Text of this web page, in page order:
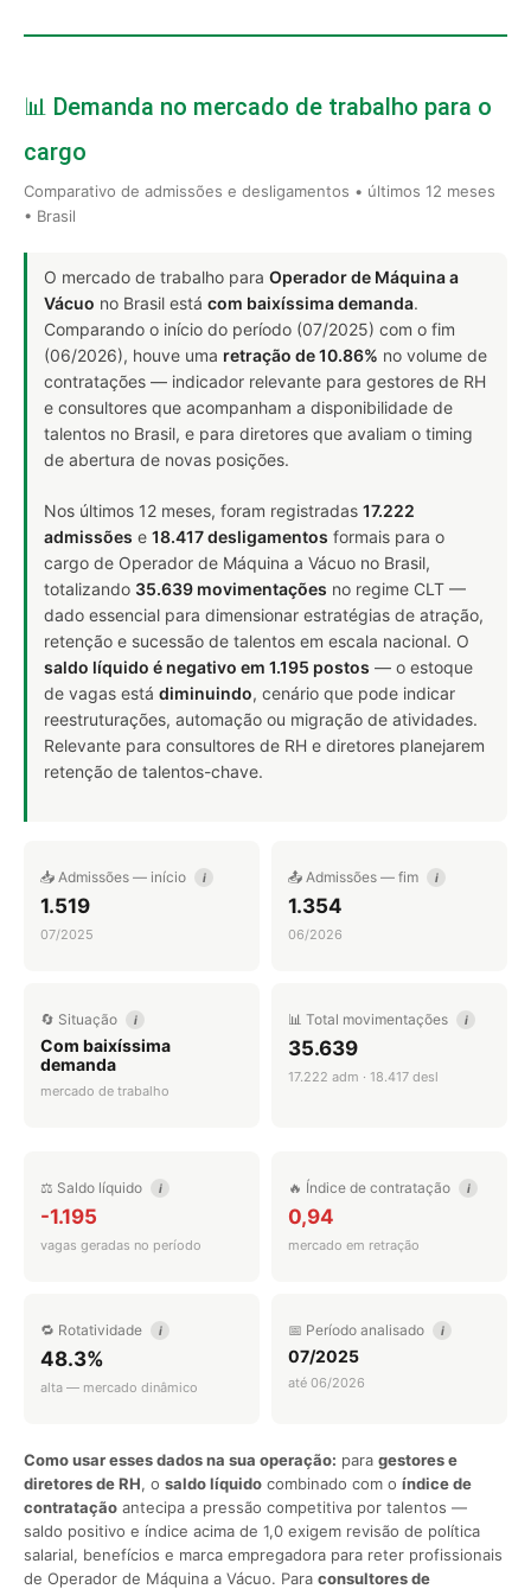
📊 Demanda no mercado de trabalho para o
cargo
Comparativo de admissões e desligamentos • últimos 12 meses
• Brasil
O mercado de trabalho para Operador de Máquina a
Vácuo no Brasil está com baixíssima demanda.
Comparando o início do período (07/2025) com o fim
(06/2026), houve uma retração de 10.86% no volume de
contratações — indicador relevante para gestores de RH
e consultores que acompanham a disponibilidade de
talentos no Brasil, e para diretores que avaliam o timing
de abertura de novas posições.
Nos últimos 12 meses, foram registradas 17.222
admissões e 18.417 desligamentos formais para o
cargo de Operador de Máquina a Vácuo no Brasil,
totalizando 35.639 movimentações no regime CLT —
dado essencial para dimensionar estratégias de atração,
retenção e sucessão de talentos em escala nacional. O
saldo líquido é negativo em 1.195 postos — o estoque
de vagas está diminuindo, cenário que pode indicar
reestruturações, automação ou migração de atividades.
Relevante para consultores de RH e diretores planejarem
retenção de talentos-chave.
📥 Admissões — início i
1.519
07/2025
📤 Admissões — fim i
1.354
06/2026
🔄 Situação i
Com baixíssima
demanda
mercado de trabalho
📊 Total movimentações i
35.639
17.222 adm · 18.417 desl
⚖️ Saldo líquido i
-1.195
vagas geradas no período
🔥 Índice de contratação i
0,94
mercado em retração
🔁 Rotatividade i
48.3%
alta — mercado dinâmico
📅 Período analisado i
07/2025
até 06/2026
Como usar esses dados na sua operação: para gestores e
diretores de RH, o saldo líquido combinado com o índice de
contratação antecipa a pressão competitiva por talentos —
saldo positivo e índice acima de 1,0 exigem revisão de política
salarial, benefícios e marca empregadora para reter profissionais
de Operador de Máquina a Vácuo. Para consultores de